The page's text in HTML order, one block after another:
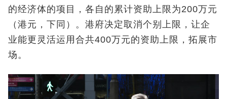
的经济体的项目，各自的累计资助上限为200万元
（港元，下同）。港府决定取消个别上限，让企
业能更灵活运用合共400万元的资助上限，拓展市
场。